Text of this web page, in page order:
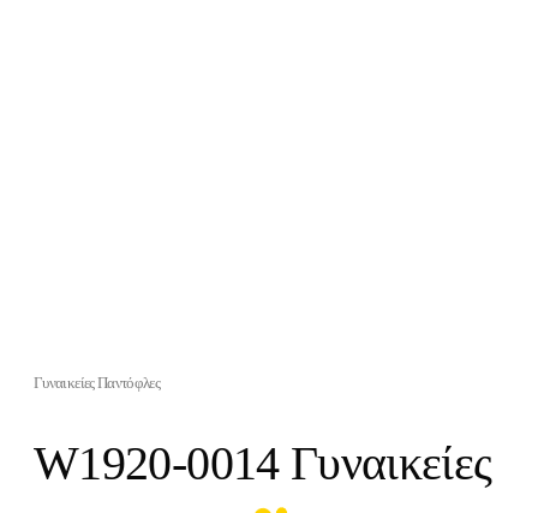
Γυναικείες Παντόφλες
W1920-0014 Γυναικείες